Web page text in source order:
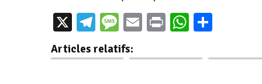
X Telegram
Message
EmailPrintWhatsApp
Articles relatifs:
Situation des
au Burundi : Des…
Les personnes
retirées de la